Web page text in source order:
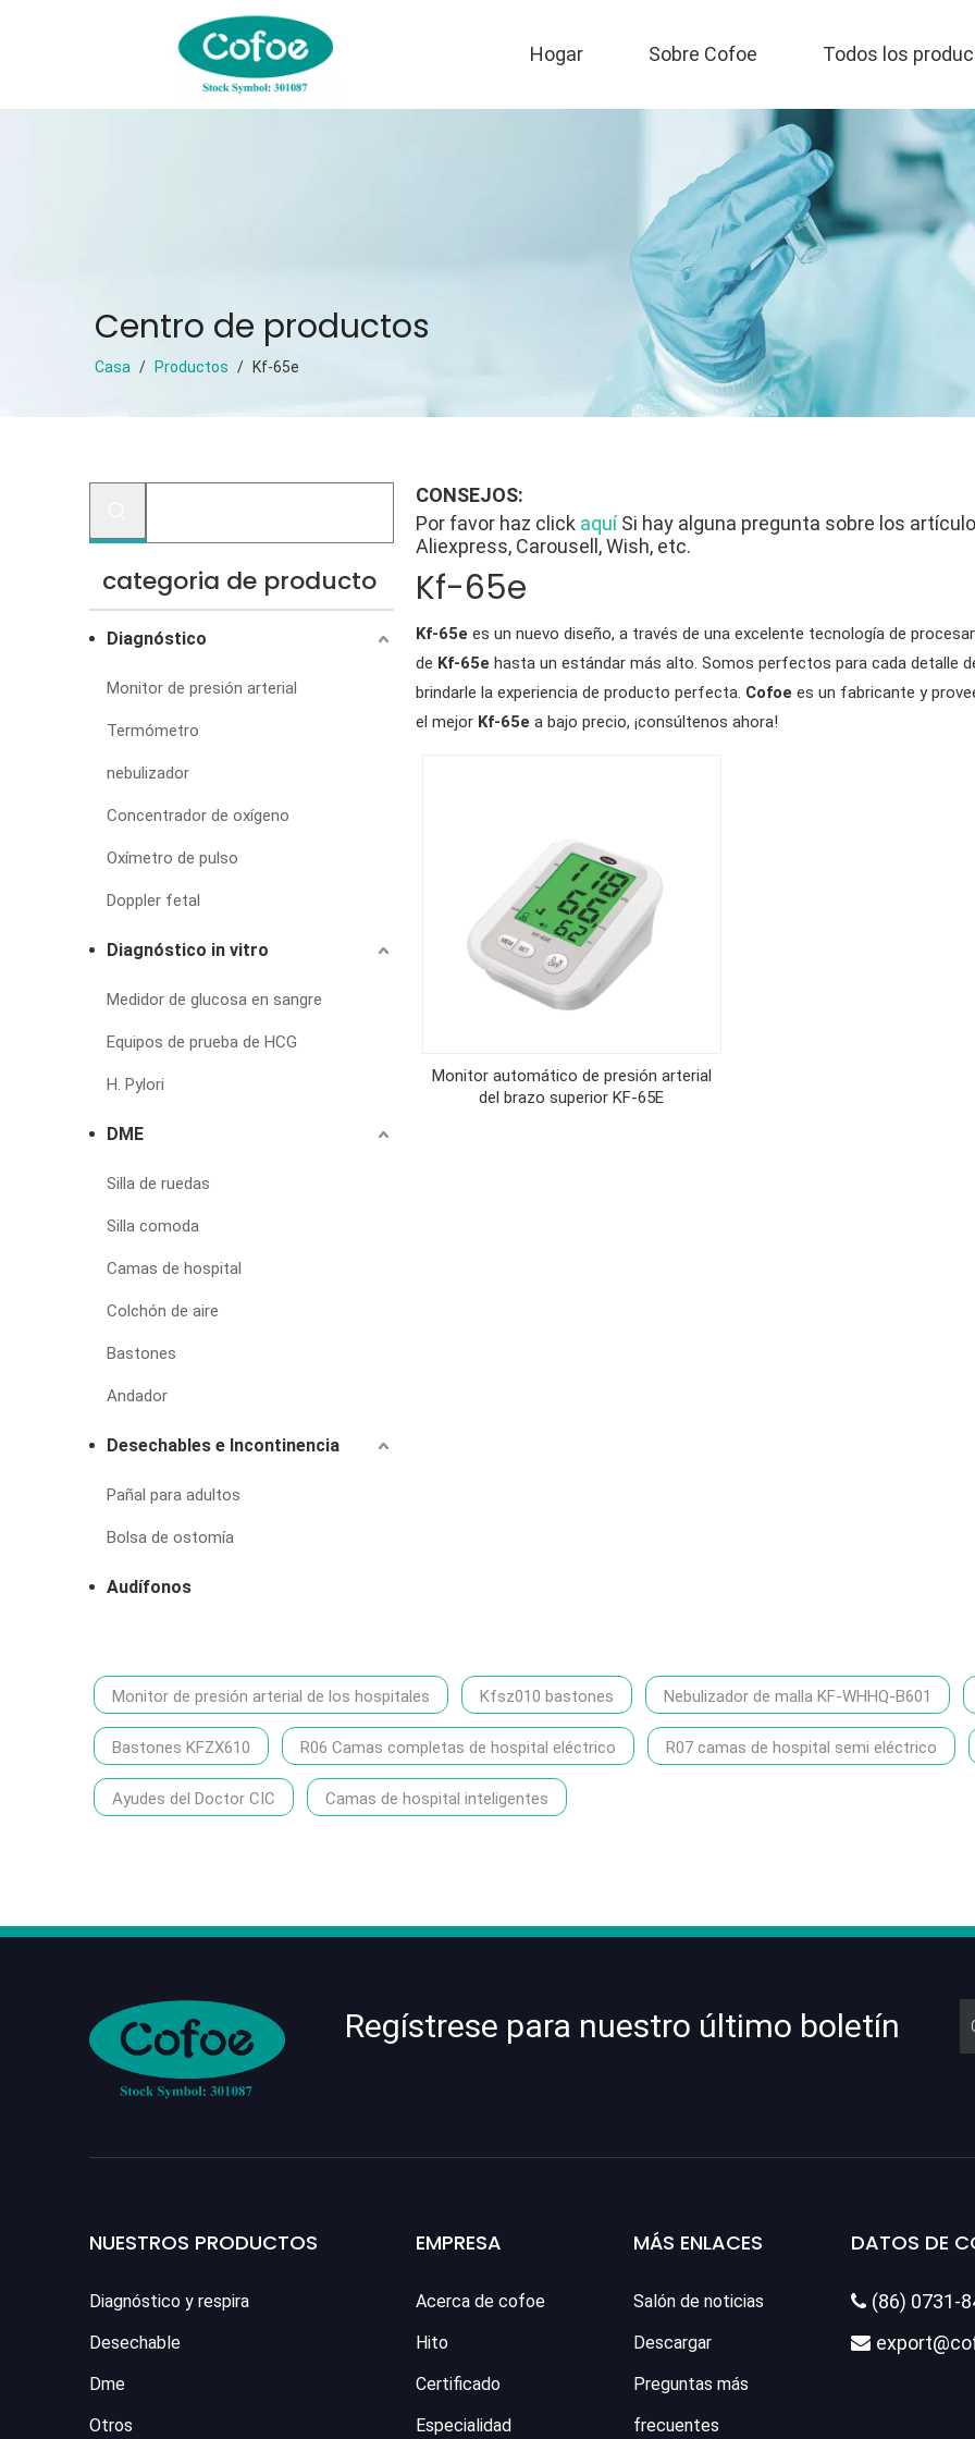
Hogar Sobre Cofoe Todos los
Centro de productos
Casa / Productos / Kf-65e
categoria de producto
Diagnóstico
Monitor de presión arterial
Termómetro
nebulizador
Concentrador de oxígeno
Oxímetro de pulso
Doppler fetal
Diagnóstico in vitro
Medidor de glucosa en sangre
Equipos de prueba de HCG
H. Pylori
DME
Silla de ruedas
Silla comoda
Camas de hospital
Colchón de aire
Bastones
Andador
Desechables e Incontinencia
Pañal para adultos
Bolsa de ostomía
Audífonos
CONSEJOS:
Por favor haz click aquí Si hay alguna pregunta sobre los
Aliexpress, Carousell, Wish, etc.
Kf-65e
Kf-65e es un nuevo diseño, a través de una excelente tecnología de
de Kf-65e hasta un estándar más alto. Somos perfectos para cada detalle
brindarle la experiencia de producto perfecta. Cofoe es un fabricante y
el mejor Kf-65e a bajo precio, ¡consúltenos ahora!
Monitor automático de presión arterial
del brazo superior KF-65E
Monitor de presión arterial de los hospitales Kfsz010 bastones Nebulizador de malla KF-WHHQ-B601
Bastones KFZX610 R06 Camas completas de hospital eléctrico R07 camas de hospital semi eléctrico
Ayudes del Doctor CIC Camas de hospital inteligentes
Regístrese para nuestro último boletín
NUESTROS PRODUCTOS
Diagnóstico y respira
Desechable
Dme
Otros
EMPRESA
Acerca de cofoe
Hito
Certificado
Especialidad
MÁS ENLACES
Salón de noticias
Descargar
Preguntas más
frecuentes
DATOS DE
 (86) 0731-
